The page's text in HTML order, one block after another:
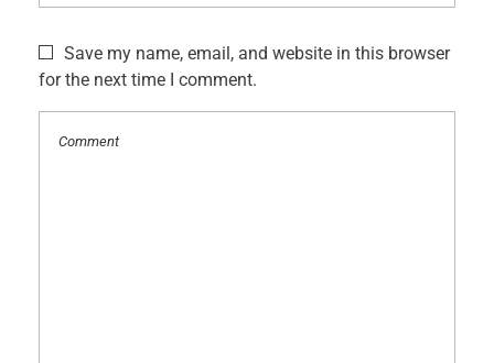
Save my name, email, and website in this browser
for the next time I comment.